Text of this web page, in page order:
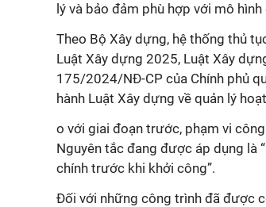
lý và bảo đảm phù hợp với mô
Theo Bộ Xây dựng, hệ thống thủ
Luật Xây dựng 2025, Luật Xây
175/2024/NĐ-CP của Chính phủ
hành Luật Xây dựng về quản lý
o với giai đoạn trước, phạm vi
Nguyên tắc đang được áp dụng là
chính trước khi khởi công”.
Đối với những công trình đã được